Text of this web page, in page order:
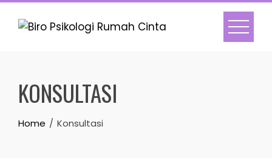
Skip
KONSULTASI
Home Konsultasi